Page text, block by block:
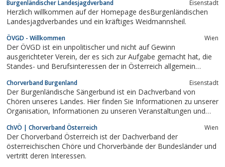
Burgenländischer Landesjagdverband Eisenstadt
Herzlich willkommen auf der Homepage desBurgenländischen
Landesjagdverbandes und ein kräftiges Weidmannsheil.
ÖVGD - Willkommen Wien
Der ÖVGD ist ein unpolitischer und nicht auf Gewinn
ausgerichteter Verein, der es sich zur Aufgabe gemacht hat, die
Standes- und Berufsinteressen der in Österreich allgemein
(„Gerichtsdolmetscher“) zu vertreten und zu fördern.
Chorverband Burgenland Eisenstadt
Der Burgenländische Sängerbund ist ein Dachverband von
Chören unseres Landes. Hier finden Sie Informationen zu unserer
Organisation, Informationen zu unseren Veranstaltungen und
ChVÖ | Chorverband Österreich Wien
Der Chorverband Österreich ist der Dachverband der
österreichischen Chöre und Chorverbände der Bundesländer und
vertritt deren Interessen.